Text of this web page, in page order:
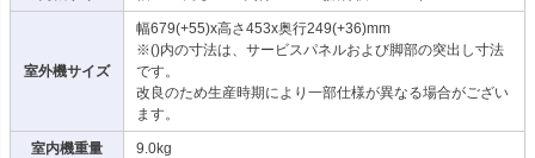
室外機サイズ
幅679(+55)x高さ453x奥行249(+36)mm
※()内の寸法は、サービスパネルおよび脚部の突出し寸法
です。
改良のため生産時期により一部仕様が異なる場合がござい
ます。
室内機重量 9.0kg